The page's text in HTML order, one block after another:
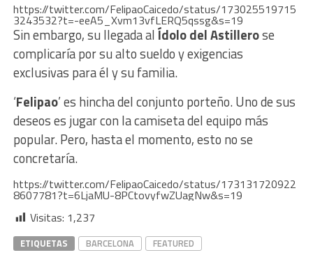
https://twitter.com/FelipaoCaicedo/status/173025519715
3243532?t=-eeA5_Xvm13vfLERQ5qssg&s=19
Sin embargo, su llegada alÍdolo del Astillerose
complicaría por su alto sueldo y exigencias
exclusivas para él y su familia.
‘Felipao’ es hincha del conjunto porteño. Uno de sus
deseos es jugar con la camiseta del equipo más
popular. Pero, hasta el momento, esto no se
concretaría.
https://twitter.com/FelipaoCaicedo/status/173131720922
8607781?t=6LjaMU-8PCtovyfwZUagNw&s=19
Visitas: 1,237
ETIQUETAS BARCELONA FEATURED